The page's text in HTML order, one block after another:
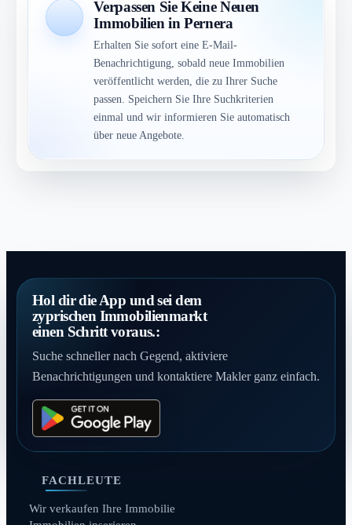
Verpassen Sie Keine Neuen
Immobilien in Pernera
Erhalten Sie sofort eine E-Mail-
Benachrichtigung, sobald neue Immobilien
veröffentlicht werden, die zu Ihrer Suche
passen. Speichern Sie Ihre Suchkriterien
einmal und wir informieren Sie automatisch
über neue Angebote.
Hol dir die App und sei dem
zyprischen Immobilienmarkt
einen Schritt voraus.:
Suche schneller nach Gegend, aktiviere
Benachrichtigungen und kontaktiere Makler ganz einfach.
FACHLEUTE
Wir verkaufen Ihre Immobilie